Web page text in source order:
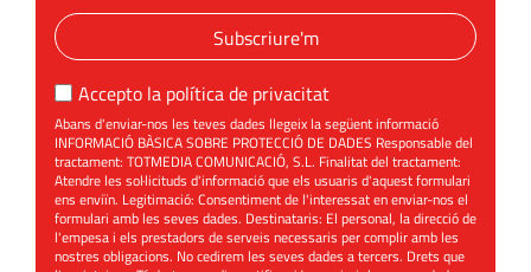
Subscriure'm
Accepto la política de privacitat
Abans d'enviar-nos les teves dades llegeix la següent informació
INFORMACIÓ BÀSICA SOBRE PROTECCIÓ DE DADES Responsable del
tractament: TOTMEDIA COMUNICACIÓ, S.L. Finalitat del tractament:
Atendre les sol·licituds d'informació que els usuaris d'aquest formulari
ens enviïn. Legitimació: Consentiment de l'interessat en enviar-nos el
formulari amb les seves dades. Destinataris: El personal, la direcció de
l'empesa i els prestadors de serveis necessaris per complir amb les
nostres obligacions. No cedirem les seves dades a tercers. Drets que